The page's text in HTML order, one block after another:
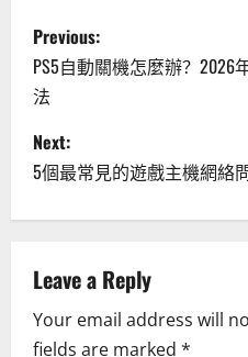
P
o
s
t
n
a
v
Previous:
PS5自動關機怎麼辦？
法
Next:
5個最常見的遊戲主機網絡
Leave a Reply
Your email address will
fields are marked *